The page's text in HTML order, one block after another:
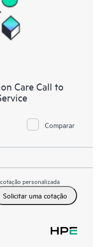
Care Call to
Comparar
personalizada
Solicitar uma cotação